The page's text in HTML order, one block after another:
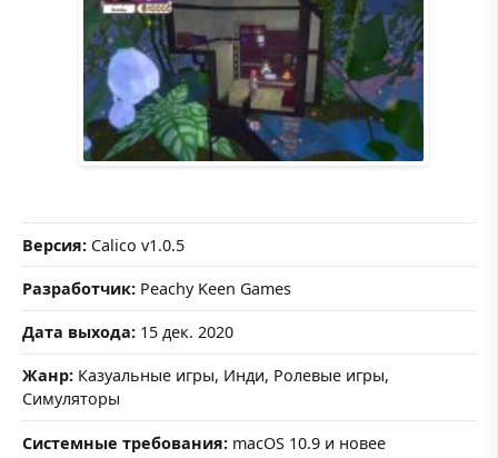
Версия: Calico v1.0.5
Разработчик: Peachy Keen Games
Дата выхода: 15 дек. 2020
Жанр: Казуальные игры, Инди, Ролевые игры,
Симуляторы
Системные требования: macOS 10.9 и новее